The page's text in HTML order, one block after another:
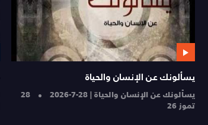
يسألونك عن الإنسان والحياة
يسألونك عن الإنسان والحياة | 28-7-2026
28
تموز 26